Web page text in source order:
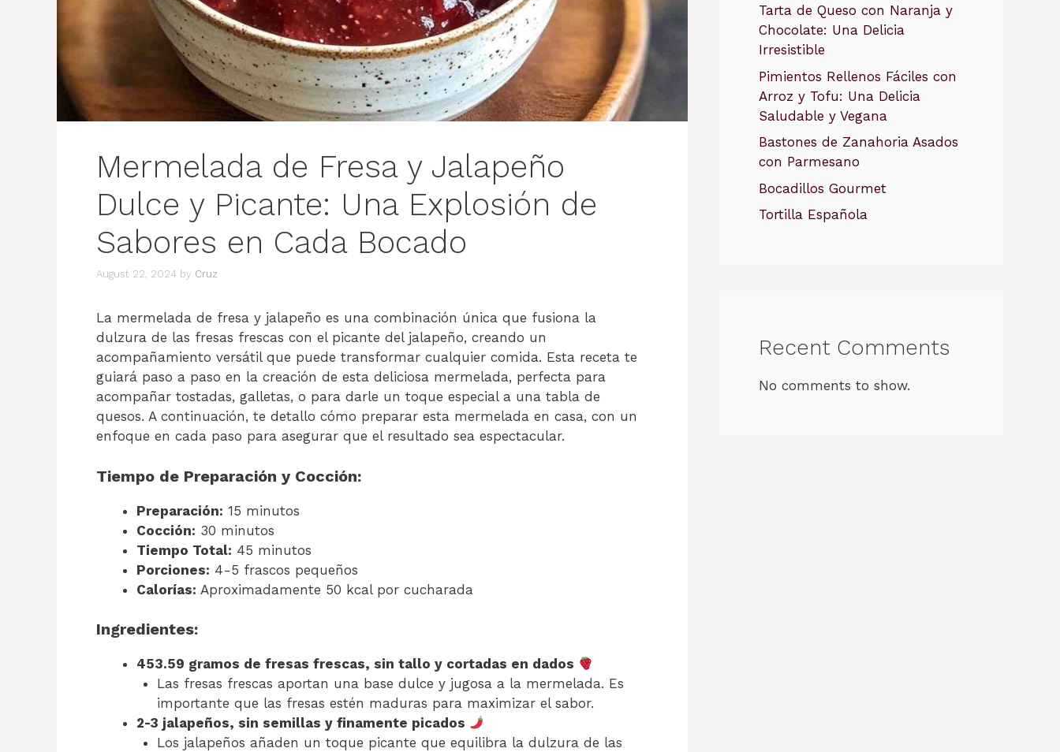
Mermelada de Fresa y Jalapeño
Dulce y Picante: Una Explosión de
Sabores en Cada Bocado
August 22, 2024 by Cruz
La mermelada de fresa y jalapeño es una combinación única que fusiona la
dulzura de las fresas frescas con el picante del jalapeño, creando un
acompañamiento versátil que puede transformar cualquier comida. Esta receta te
guiará paso a paso en la creación de esta deliciosa mermelada, perfecta para
acompañar tostadas, galletas, o para darle un toque especial a una tabla de
quesos. A continuación, te detallo cómo preparar esta mermelada en casa, con un
enfoque en cada paso para asegurar que el resultado sea espectacular.
Tiempo de Preparación y Cocción:
Preparación: 15 minutos
Cocción: 30 minutos
Tiempo Total: 45 minutos
Porciones: 4-5 frascos pequeños
Calorías: Aproximadamente 50 kcal por cucharada
Ingredientes:
453.59 gramos de fresas frescas, sin tallo y cortadas en dados
Las fresas frescas aportan una base dulce y jugosa a la mermelada. Es
importante que las fresas estén maduras para maximizar el sabor.
2-3 jalapeños, sin semillas y finamente picados
Los jalapeños añaden un toque picante que equilibra la dulzura de las
Tarta de Queso con Naranja y
Chocolate: Una Delicia
Irresistible
Pimientos Rellenos Fáciles con
Arroz y Tofu: Una Delicia
Saludable y Vegana
Bastones de Zanahoria Asados
con Parmesano
Bocadillos Gourmet
Tortilla Española
Recent Comments
No comments to show.